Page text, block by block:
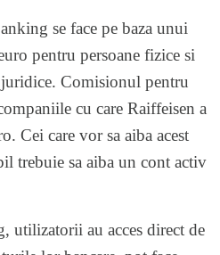
se face pe baza unui
pentru persoane fizice si
Comisionul pentru
cu care Raiffeisen a
Cei care vor sa aiba acest
trebuie sa aiba un cont activ
utilizatorii au acces direct de